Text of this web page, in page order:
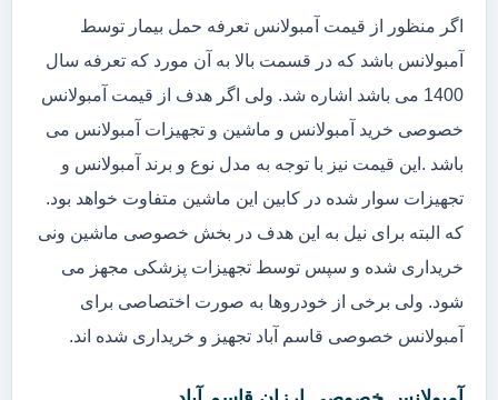
اگر منظور از قیمت آمبولانس تعرفه حمل بیمار توسط
آمبولانس باشد که در قسمت بالا به آن مورد که تعرفه سال
1400 می باشد اشاره شد. ولی اگر هدف از قیمت آمبولانس
خصوصی خرید آمبولانس و ماشین و تجهیزات آمبولانس می
باشد .این قیمت نیز با توجه به مدل نوع و برند آمبولانس و
تجهیزات سوار شده در کابین این ماشین متفاوت خواهد بود.
که البته برای نیل به این هدف در بخش خصوصی ماشین ونی
خریداری شده و سپس توسط تجهیزات پزشکی مجهز می
شود. ولی برخی از خودروها به صورت اختصاصی برای
آمبولانس خصوصی قاسم آباد تجهیز و خریداری شده اند.